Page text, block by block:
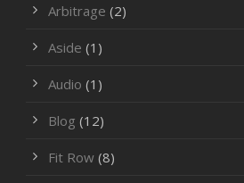
Arbitrage (2)
Aside (1)
Audio (1)
Blog (12)
Fit Row (8)